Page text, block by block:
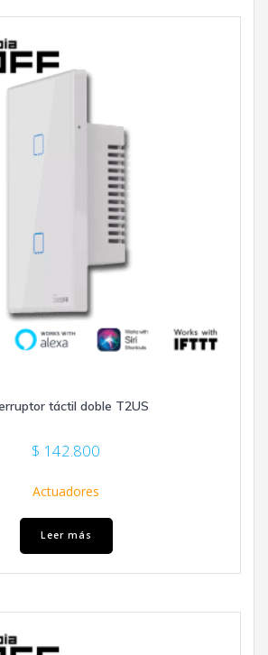
táctil doble T2US
$ 142.800
Actuadores
Leer más